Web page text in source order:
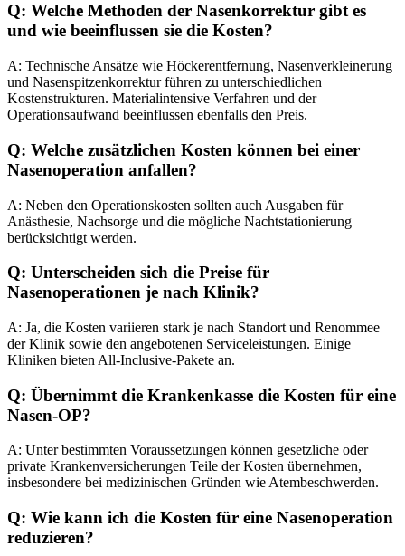
Q: Welche Methoden der Nasenkorrektur gibt es
und wie beeinflussen sie die Kosten?
A: Technische Ansätze wie Höckerentfernung, Nasenverkleinerung
und Nasenspitzenkorrektur führen zu unterschiedlichen
Kostenstrukturen. Materialintensive Verfahren und der
Operationsaufwand beeinflussen ebenfalls den Preis.
Q: Welche zusätzlichen Kosten können bei einer
Nasenoperation anfallen?
A: Neben den Operationskosten sollten auch Ausgaben für
Anästhesie, Nachsorge und die mögliche Nachtstationierung
berücksichtigt werden.
Q: Unterscheiden sich die Preise für
Nasenoperationen je nach Klinik?
A: Ja, die Kosten variieren stark je nach Standort und Renommee
der Klinik sowie den angebotenen Serviceleistungen. Einige
Kliniken bieten All-Inclusive-Pakete an.
Q: Übernimmt die Krankenkasse die Kosten für eine
Nasen-OP?
A: Unter bestimmten Voraussetzungen können gesetzliche oder
private Krankenversicherungen Teile der Kosten übernehmen,
insbesondere bei medizinischen Gründen wie Atembeschwerden.
Q: Wie kann ich die Kosten für eine Nasenoperation
reduzieren?